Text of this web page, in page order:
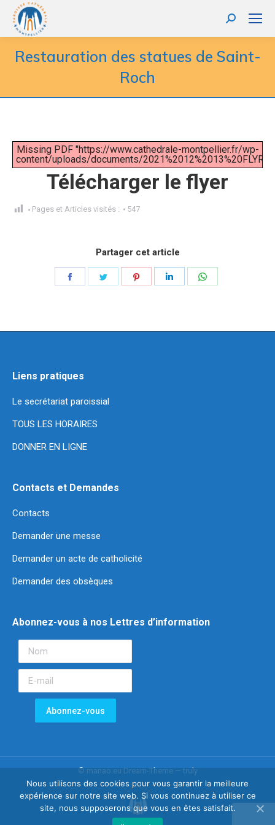
Recherche
:
Restauration des statues de Saint-
Roch
Missing PDF "https://www.cathedrale-montpellier.fr/wp-
content/uploads/documents/
Télécharger le flyer
Pages et Articles visités : 547
Partager cet article
Partager Partager
Partager
Partager
Liens pratiques
Le secrétariat paroissial
TOUS LES HORAIRES
DONNER EN LIGNE
Contacts et Demandes
Contacts
Demander une messe
Demander un acte de catholicité
Demander des obsèques
Abonnez-vous à nos Lettres d’information
© manao.eu Dream-Theme — truly
Nous utilisons des cookies pour vous garantir la meilleure
expérience sur notre site web. Si vous continuez à utiliser ce
site, nous supposerons que vous en êtes satisfait.